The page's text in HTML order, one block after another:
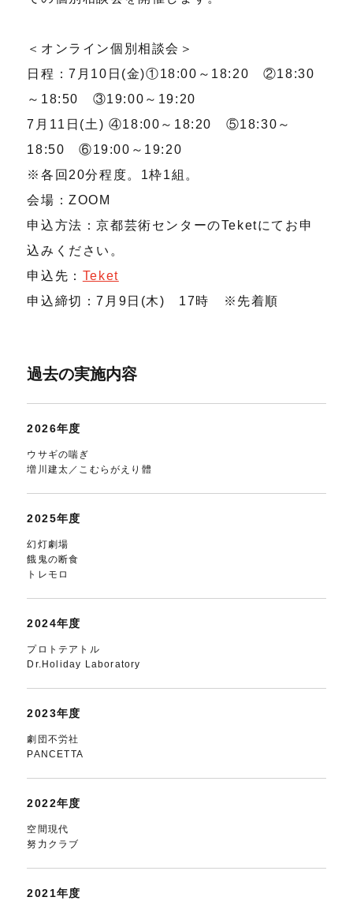
＜オンライン個別相談会＞
日程：7月10日(金)①18:00～18:20 ②18:30
～18:50 ③19:00～19:20
7月11日(土) ④18:00～18:20 ⑤18:30～
18:50 ⑥19:00～19:20
※各回20分程度。1枠1組。
会場：ZOOM
申込方法：京都芸術センターのTeketにてお申
込みください。
申込先： Teket
申込締切：7月9日(木) 17時 ※先着順
過去の実施内容
2026年度
ウサギの喘ぎ
増川建太／こむらがえり體
2025年度
幻灯劇場
餓鬼の断食
トレモロ
2024年度
プロトテアトル
Dr.Holiday Laboratory
2023年度
劇団不労社
PANCETTA
2022年度
空間現代
努力クラブ
2021年度